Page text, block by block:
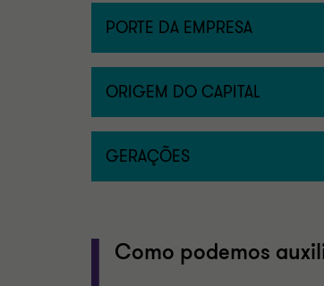
PORTE DA EMPRESA
ORIGEM DO CAPITAL
GERAÇÕES
Como podemos